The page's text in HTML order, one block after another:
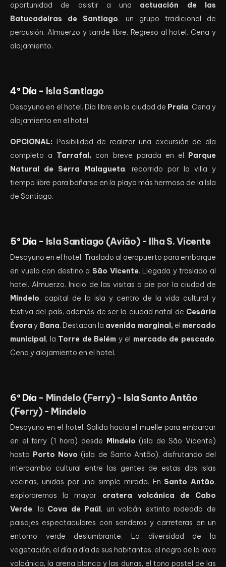
oportunidad de asistir a una actuación de las
Batucadeiras de Santiago, un grupo tradicional de
percusión. Almuerzo y tarrde libre. Regreso al hotel. Cena y
alojamiento.
4º Día - Isla Santiago
Desayuno en el hotel. Día libre en la ciudad de Praia. Cena y
alojamiento en el hotel.
OPCIONAL: Posibilidad de realizar una excursión de día
completo a Tarrafal, con breve parada en el Parque
Natural de Serra Malagueta, recorrido por la villa y
tiempo libre para bañarse en la playa más hermosa de la Isla
de Santiago.
5º Día - Isla Santiago (Avião) - Ilha S. Vicente
Desayuno en el hotel. Traslado al aeropuerto para embarque
en vuelo con destino a São Vicente. Llegada y traslado al
hotel. Almuerzo. Inicio de las visitas a pie por la ciudad de
Mindelo, capital de la isla y centro de la vida cultural y
festiva del país, además de ser la ciudad natal de Cesária
Évoray Bana. Destacan la avenida marginal, el mercado
municipal, la Torre de Belém y el mercado de pescado.
Cena y alojamiento en el hotel.
6º Día - Mindelo (Ferry) - Isla Santo Antão
(Ferry) - Mindelo
Desayuno en el hotel. Salida hacia el muelle para embarcar
en el ferry (1 hora) desde Mindelo (isla de São Vicente)
hasta Porto Novo (isla de Santo Antão), disfrutando del
intercambio cultural entre las gentes de estas dos islas
vecinas, unidas por una simple mirada. En Santo Antão,
exploraremos la mayor cratera volcánica de Cabo
Verde, la Cova de Paúl, un volcán extinto rodeado de
paisajes espectaculares con senderos y carreteras en un
entorno verde deslumbrante. La diversidad de la
vegetación, el día a día de sus habitantes, el negro de la lava
volcánica, la arena blanca y las dunas, el tono pastel de las